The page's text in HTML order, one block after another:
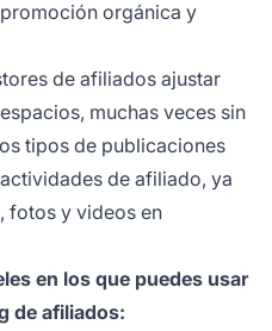
orgánica y
de afiliados ajustar
muchas veces sin
tipos de publicaciones
de afiliado, ya
fotos y videos en
en los que puedes usar
de afiliados: